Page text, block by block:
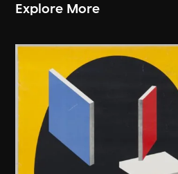
Explore More